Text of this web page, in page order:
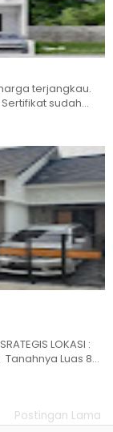
terjangkau.
sudah
LOKASI :
Luas 86
Postingan Lama